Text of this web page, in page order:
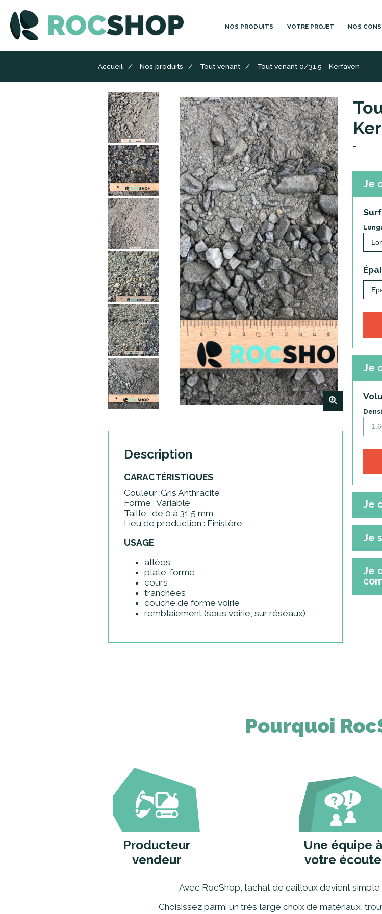
NOS PRODUITS VOTRE PROJET NOS
Accueil Nos produits Tout venant Tout venant 0/31,5 - Kerfaven
-
Je
Je
Je
Je
Je
+
Description
CARACTÉRISTIQUES
Couleur :Gris Anthracite
Forme : Variable
Taille : de 0 à 31,5 mm
Lieu de production : Finistère
USAGE
allées
plate-forme
cours
tranchées
couche de forme voirie
remblaiement (sous voirie, sur réseaux)
Pourquoi
Producteur
vendeur
Une équipe à
votre écoute
Avec RocShop, l’achat de cailloux devient
Choisissez parmi un très large choix de matériaux,